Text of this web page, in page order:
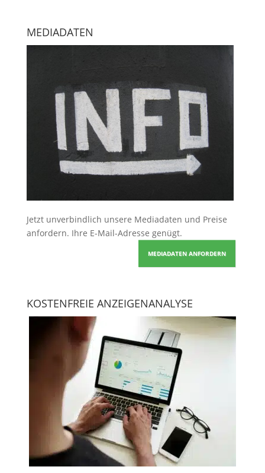
MEDIADATEN
Jetzt unverbindlich unsere Mediadaten und Preise
anfordern. Ihre E-Mail-Adresse genügt.
MEDIADATEN ANFORDERN
KOSTENFREIE ANZEIGENANALYSE